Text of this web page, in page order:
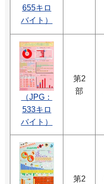
655キロ
バイト）
（JPG：
533キロ
バイト）
第2
部
第2